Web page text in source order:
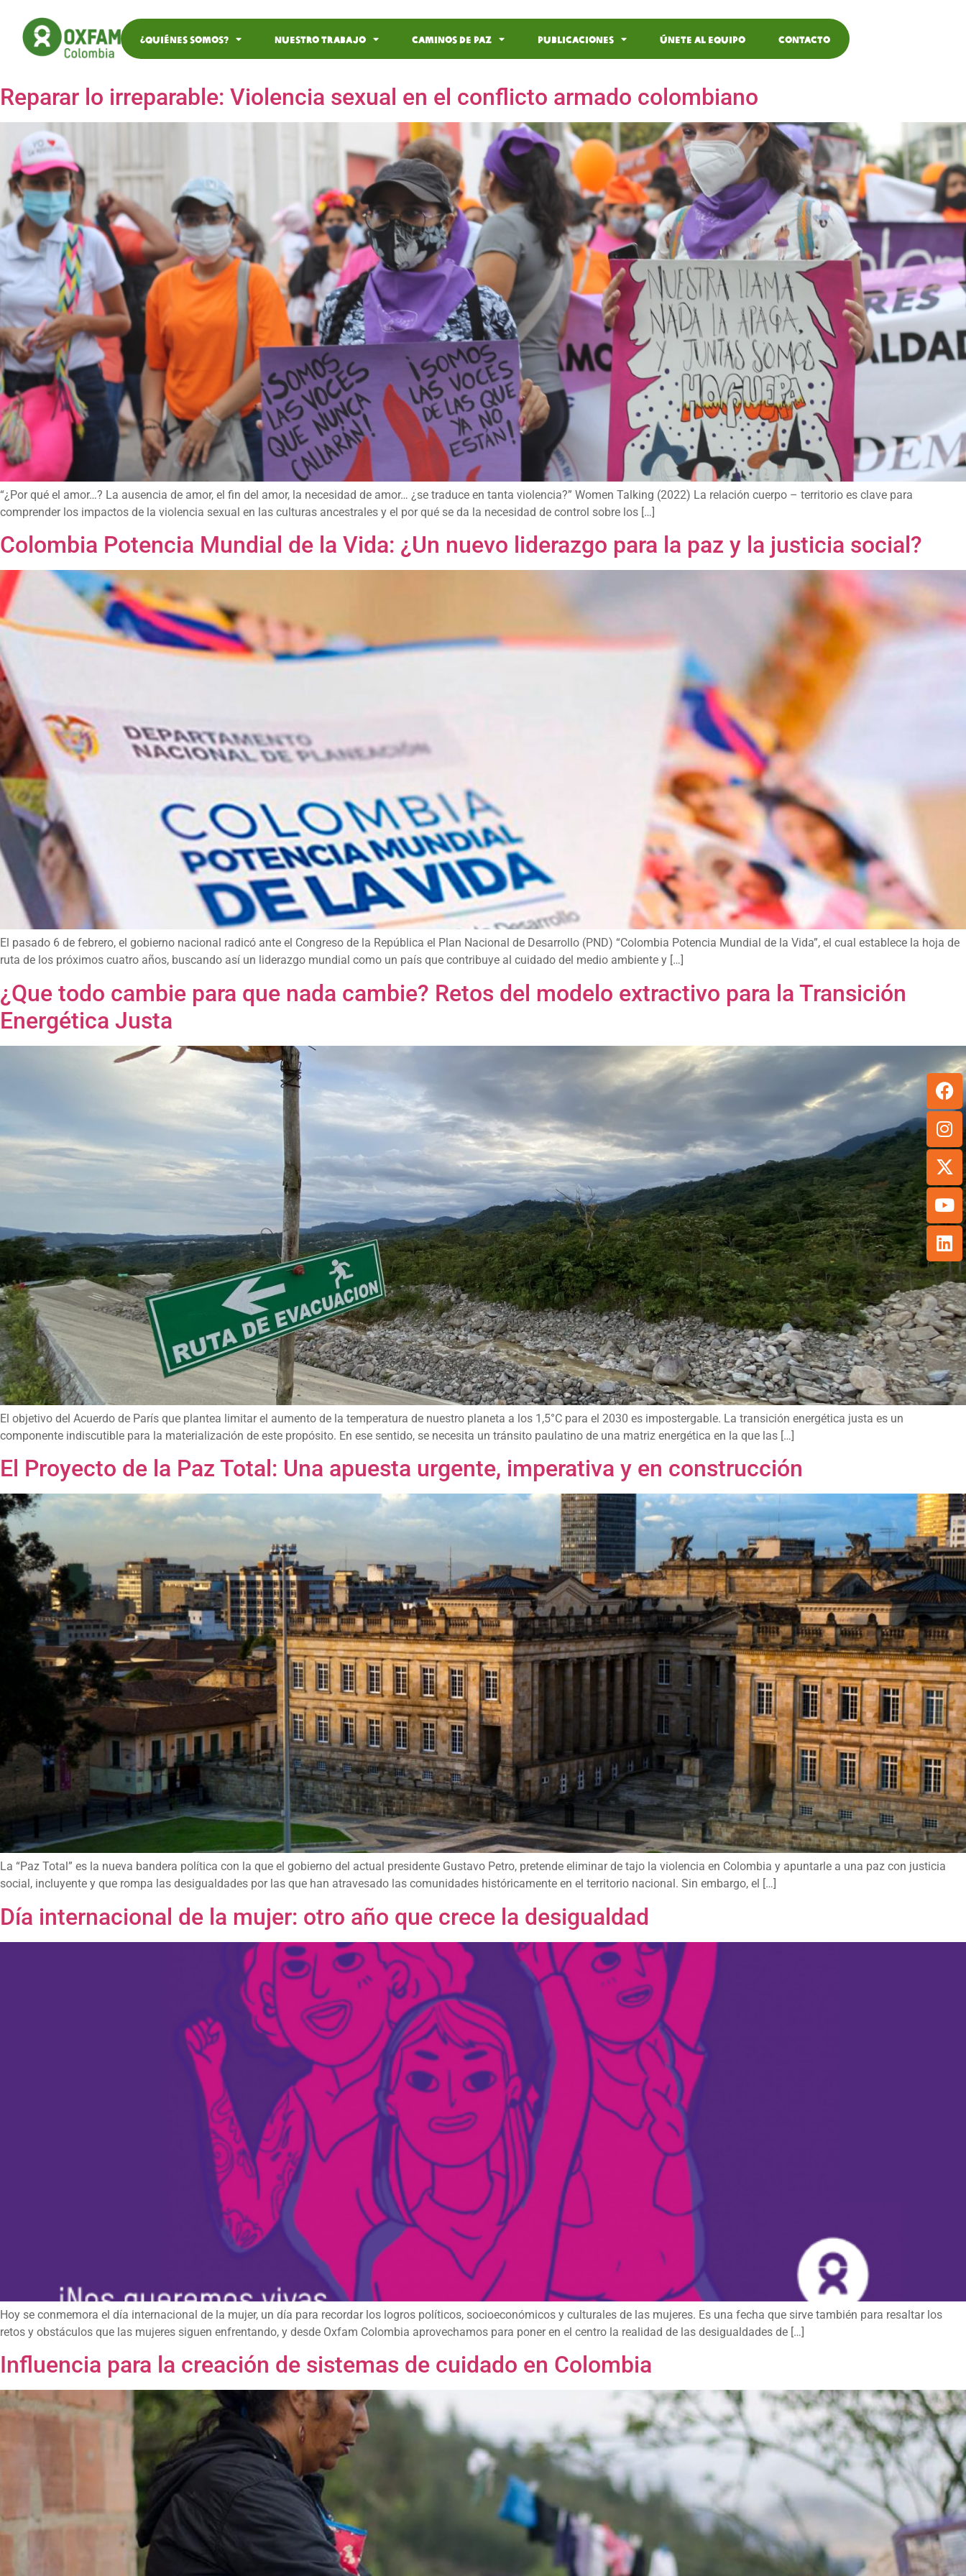
¿Quiénes somos? Nuestro Trabajo Caminos de Paz Publicaciones Únete al equipo Contacto
Reparar lo irreparable: Violencia sexual en el conflicto armado colombiano
“¿Por qué el amor…? La ausencia de amor, el fin del amor, la necesidad de amor… ¿se traduce en tanta violencia?” Women Talking (2022) La relación cuerpo – territorio es clave para
comprender los impactos de la violencia sexual en las culturas ancestrales y el por qué se da la necesidad de control sobre los […]
Colombia Potencia Mundial de la Vida: ¿Un nuevo liderazgo para la paz y la justicia social?
El pasado 6 de febrero, el gobierno nacional radicó ante el Congreso de la República el Plan Nacional de Desarrollo (PND) “Colombia Potencia Mundial de la Vida”, el cual establece la hoja de
ruta de los próximos cuatro años, buscando así un liderazgo mundial como un país que contribuye al cuidado del medio ambiente y […]
¿Que todo cambie para que nada cambie? Retos del modelo extractivo para la Transición
Energética Justa
El objetivo del Acuerdo de París que plantea limitar el aumento de la temperatura de nuestro planeta a los 1,5°C para el 2030 es impostergable. La transición energética justa es un
componente indiscutible para la materialización de este propósito. En ese sentido, se necesita un tránsito paulatino de una matriz energética en la que las […]
El Proyecto de la Paz Total: Una apuesta urgente, imperativa y en construcción
La “Paz Total” es la nueva bandera política con la que el gobierno del actual presidente Gustavo Petro, pretende eliminar de tajo la violencia en Colombia y apuntarle a una paz con justicia
social, incluyente y que rompa las desigualdades por las que han atravesado las comunidades históricamente en el territorio nacional. Sin embargo, el […]
Día internacional de la mujer: otro año que crece la desigualdad
Hoy se conmemora el día internacional de la mujer, un día para recordar los logros políticos, socioeconómicos y culturales de las mujeres. Es una fecha que sirve también para resaltar los
retos y obstáculos que las mujeres siguen enfrentando, y desde Oxfam Colombia aprovechamos para poner en el centro la realidad de las desigualdades de […]
Influencia para la creación de sistemas de cuidado en Colombia